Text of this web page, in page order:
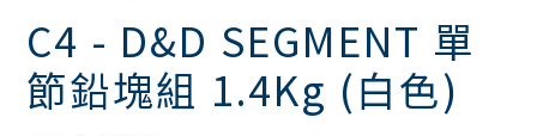
C4 - D&D SEGMENT 單
節鉛塊組 1.4Kg (白色)